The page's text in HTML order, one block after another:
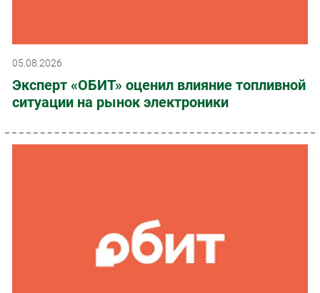
05.08.2026
Эксперт «ОБИТ» оценил влияние топливной
ситуации на рынок электроники